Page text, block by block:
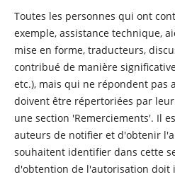
Toutes les personnes qui ont
exemple, assistance technique,
mise en forme, traducteurs,
contribué de manière
etc.), mais qui ne répondent pas
doivent être répertoriées par
une section 'Remerciements'. Il
auteurs de notifier et d'obtenir
souhaitent identifier dans cette
d'obtention de l'autorisation doit